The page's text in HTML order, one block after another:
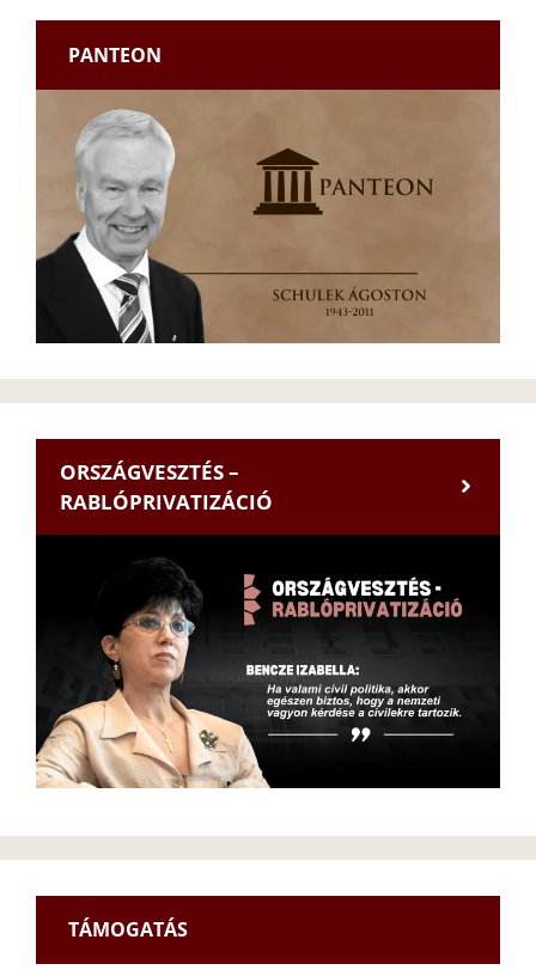
PANTEON
ORSZÁGVESZTÉS –
RABLÓPRIVATIZÁCIÓ
TÁMOGATÁS